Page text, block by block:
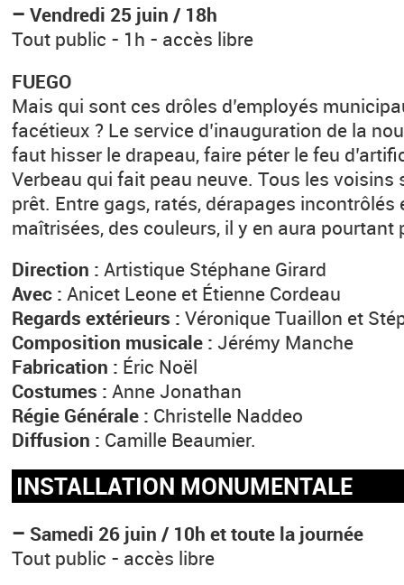
– Vendredi 25 juin / 18h
Tout public - 1h - accès libre
FUEGO
Mais qui sont ces drôles d’employés
facétieux ? Le service d’inauguration de la
faut hisser le drapeau, faire péter le feu
Verbeau qui fait peau neuve. Tous les voisins
prêt. Entre gags, ratés, dérapages
maîtrisées, des couleurs, il y en aura pourtant
Direction : Artistique Stéphane Girard
Avec : Anicet Leone et Étienne Cordeau
Regards extérieurs : Véronique Tuaillon et
Composition musicale : Jérémy Manche
Fabrication : Éric Noël
Costumes : Anne Jonathan
Régie Générale : Christelle Naddeo
Diffusion : Camille Beaumier.
INSTALLATION MONUMENTALE
– Samedi 26 juin / 10h et toute la journée
Tout public - accès libre